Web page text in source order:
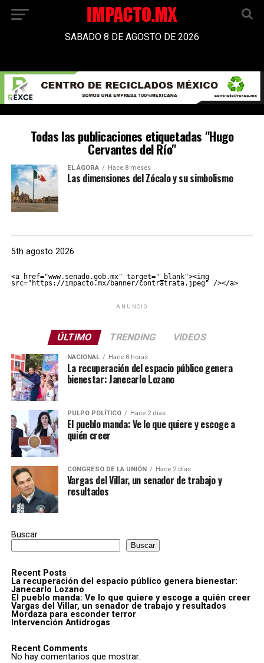
SABADO 8 DE AGOSTO DE 2026
Todas las publicaciones etiquetadas "Hugo
Cervantes del Río"
EL ÁGORA Hace 8 meses
Las dimensiones del Zócalo y su simbolismo
5th agosto 2026
<a href="www.senado.gob.mx" target="_blank"><img
src="https://impacto.mx/banner/contratrata.jpeg" /></a>
ANUNCIO
ÚLTIMO TRENDING VIDEOS
NACIONAL Hace 8 horas
La recuperación del espacio público genera
bienestar: Janecarlo Lozano
PULPO POLÍTICO Hace 2 días
El pueblo manda: Ve lo que quiere y escoge a
quién creer
CONGRESO DE LA UNIÓN Hace 2 días
Vargas del Villar, un senador de trabajo y
resultados
Buscar
Buscar
Recent Posts
La recuperación del espacio público genera bienestar:
Janecarlo Lozano
El pueblo manda: Ve lo que quiere y escoge a quién creer
Vargas del Villar, un senador de trabajo y resultados
Mordaza para esconder terror
Intervención Antidrogas
Recent Comments
No hay comentarios que mostrar.